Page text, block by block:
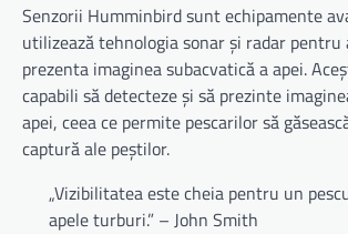
Senzorii Humminbird sunt echipamente
utilizează tehnologia sonar și radar pentru
prezenta imaginea subacvatică a apei.
capabili să detecteze și să prezinte
apei, ceea ce permite pescarilor să
captură ale peștilor.
„Vizibilitatea este cheia pentru un
apele turburi.” – John Smith